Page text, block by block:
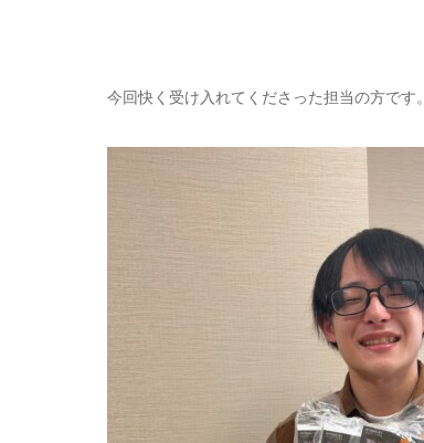
今回快く受け入れてくださった担当の方です。